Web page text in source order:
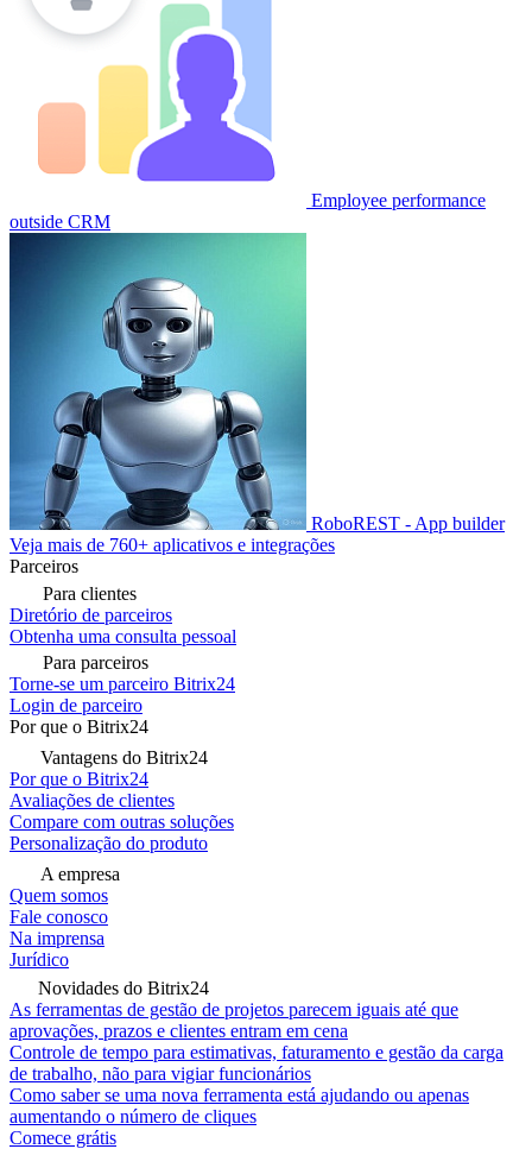
Employee performance
outside CRM
RoboREST - App builder
Veja mais de 760+ aplicativos e integrações
Parceiros
Para clientes
Diretório de parceiros
Obtenha uma consulta pessoal
Para parceiros
Torne-se um parceiro Bitrix24
Login de parceiro
Por que o Bitrix24
Vantagens do Bitrix24
Por que o Bitrix24
Avaliações de clientes
Compare com outras soluções
Personalização do produto
A empresa
Quem somos
Fale conosco
Na imprensa
Jurídico
Novidades do Bitrix24
As ferramentas de gestão de projetos parecem iguais até que
aprovações, prazos e clientes entram em cena
Controle de tempo para estimativas, faturamento e gestão da carga
de trabalho, não para vigiar funcionários
Como saber se uma nova ferramenta está ajudando ou apenas
aumentando o número de cliques
Comece grátis